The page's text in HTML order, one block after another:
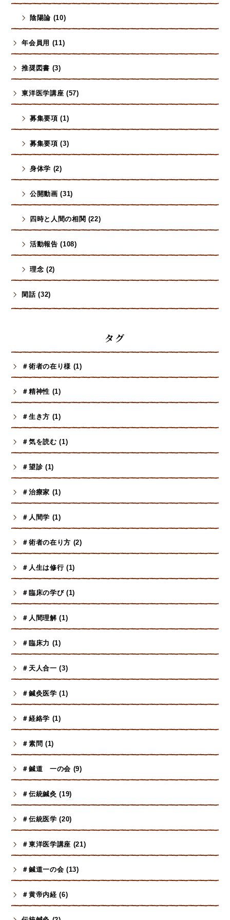
陰陽論 (10)
年会員用 (11)
推奨図書 (3)
東洋医学講座 (57)
募集要項 (1)
募集要項 (3)
身体学 (2)
公開動画 (31)
四時と人間の相関 (22)
活動報告 (108)
理念 (2)
閑話 (32)
タグ
＃術者の在り様 (1)
＃精神性 (1)
＃生き方 (1)
＃気を読む (1)
＃望診 (1)
＃治療家 (1)
＃人間学 (1)
＃術者の在り方 (2)
＃人生は修行 (1)
＃臨床の学び (1)
＃人間理解 (1)
＃臨床力 (1)
＃天人合一 (3)
＃鍼灸医学 (1)
＃経絡学 (1)
＃素問 (1)
＃鍼道 一の会 (9)
＃伝統鍼灸 (19)
＃伝統医学 (20)
＃東洋医学講座 (21)
＃鍼道一の会 (13)
＃黄帝内経 (6)